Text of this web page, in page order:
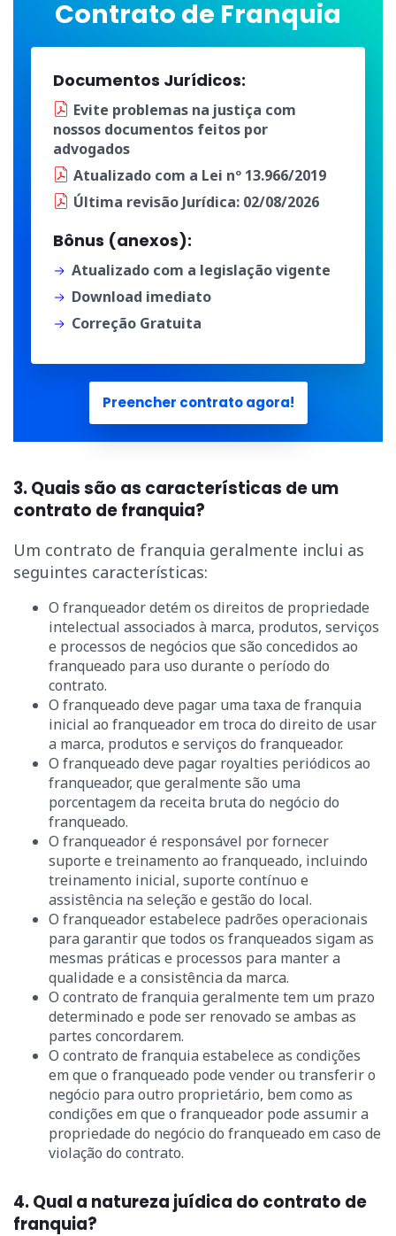
Contrato de Franquia
Documentos Jurídicos:
Evite problemas na justiça com
nossos documentos feitos por
advogados
Atualizado com a Lei nº 13.966/2019
Última revisão Jurídica: 02/08/2026
Bônus (anexos):
Atualizado com a legislação vigente
Download imediato
Correção Gratuita
Preencher contrato agora!
3. Quais são as características de um
contrato de franquia?
Um contrato de franquia geralmente inclui as
seguintes características:
O franqueador detém os direitos de propriedade
intelectual associados à marca, produtos, serviços
e processos de negócios que são concedidos ao
franqueado para uso durante o período do
contrato.
O franqueado deve pagar uma taxa de franquia
inicial ao franqueador em troca do direito de usar
a marca, produtos e serviços do franqueador.
O franqueado deve pagar royalties periódicos ao
franqueador, que geralmente são uma
porcentagem da receita bruta do negócio do
franqueado.
O franqueador é responsável por fornecer
suporte e treinamento ao franqueado, incluindo
treinamento inicial, suporte contínuo e
assistência na seleção e gestão do local.
O franqueador estabelece padrões operacionais
para garantir que todos os franqueados sigam as
mesmas práticas e processos para manter a
qualidade e a consistência da marca.
O contrato de franquia geralmente tem um prazo
determinado e pode ser renovado se ambas as
partes concordarem.
O contrato de franquia estabelece as condições
em que o franqueado pode vender ou transferir o
negócio para outro proprietário, bem como as
condições em que o franqueador pode assumir a
propriedade do negócio do franqueado em caso de
violação do contrato.
4. Qual a natureza juídica do contrato de
franquia?